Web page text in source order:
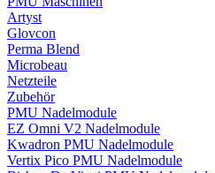
Artyst
Glovcon
Perma Blend
Microbeau
Netzteile
Zubehör
PMU Nadelmodule
EZ Omni V2 Nadelmodule
Kwadron PMU Nadelmodule
Vertix Pico PMU Nadelmodule